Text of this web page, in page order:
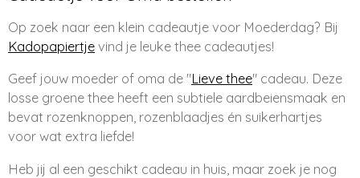
Op zoek naar een klein cadeautje voor Moederdag? Bij
Kadopapiertje vind je leuke thee cadeautjes!
Geef jouw moeder of oma de "Lieve thee" cadeau. Deze
losse groene thee heeft een subtiele aardbeiensmaak en
bevat rozenknoppen, rozenblaadjes én suikerhartjes
voor wat extra liefde!
Heb jij al een geschikt cadeau in huis, maar zoek je nog